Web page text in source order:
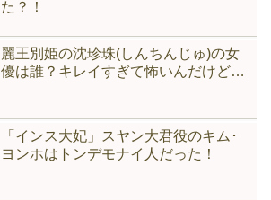
た？！
麗王別姫の沈珍珠(しんちんじゅ)の女
優は誰？キレイすぎて怖いんだけど…
「インス大妃」スヤン大君役のキム･
ヨンホはトンデモナイ人だった！